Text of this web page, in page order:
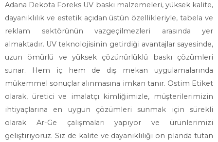
Adana Dekota Foreks UV baskı malzemeleri, yüksek kalite,
dayanıklılık ve estetik açıdan üstün özellikleriyle, tabela ve
reklam sektörünün vazgeçilmezleri arasında yer
almaktadır. UV teknolojisinin getirdiği avantajlar sayesinde,
uzun ömürlü ve yüksek çözünürlüklü baskı çözümleri
sunar. Hem iç hem de dış mekan uygulamalarında
mükemmel sonuçlar alınmasına imkan tanır. Ostim Etiket
olarak, üretici ve imalatçı kimliğimizle, müşterilerimizin
ihtiyaçlarına en uygun çözümleri sunmak için sürekli
olarak Ar-Ge çalışmaları yapıyor ve ürünlerimizi
geliştiriyoruz. Siz de kalite ve dayanıklılığı ön planda tutan